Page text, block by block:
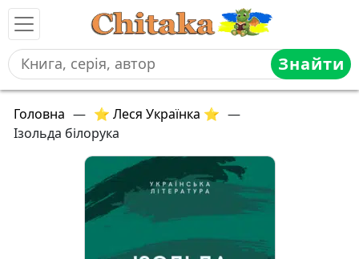
Знайти
Головна — ⭐ Леся Українка ⭐ —
Ізольда білорука